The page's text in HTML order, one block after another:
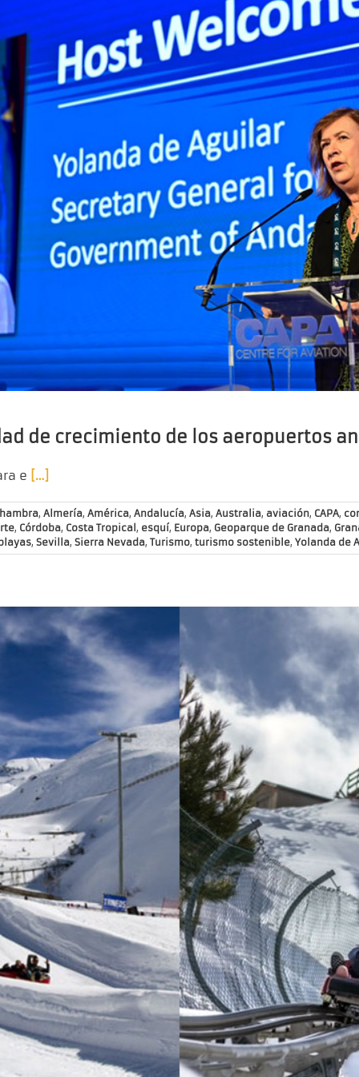
de crecimiento de los aeropuertos
e […]
, Almería, América, Andalucía, Asia, Australia, aviación, CAPA,
, Córdoba, Costa Tropical , esquí, Europa, Geoparque de Granada,
, Sevilla, Sierra Nevada, Turismo, turismo sostenible, Yolanda de